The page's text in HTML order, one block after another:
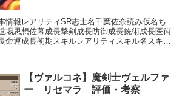
情報レアリティSR志士名千葉佐奈読み仮名ち
場思想佐幕成長撃剣成長防御成長銃術成長医術
命運成長初期スキルレアリティスキル名スキル
【ヴァルコネ】魔剣士ヴェルファ
ー リセマラ 評価・考察